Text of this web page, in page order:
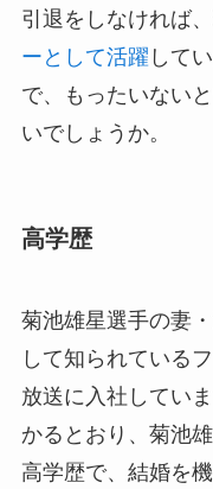
引退をしなければ
ーとして活躍 して
で、もったいない
いでしょうか。
高学歴
菊池雄星選手の妻
して知られている
放送に入社してい
かるとおり、菊池
高学歴で、結婚を